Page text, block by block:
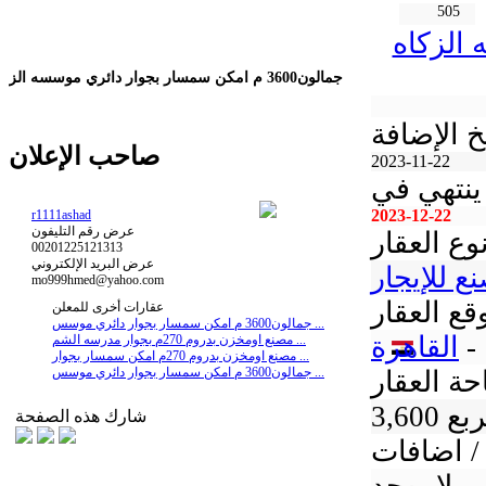
505
الزكاه
الإضافة
2023-11-22
ينتهي في
2023-12-22
العقار
للإيجار
العقار
- القاهرة
العقار
اضافات
جمالون3600 م امكن سمسار بجوار دائري موسسه الز
صاحب الإعلان
r1111ashad
عرض رقم التليفون
00201225121313
عرض البريد الإلكتروني
mo999hmed@yahoo.com
عقارات أخرى للمعلن
شارك هذه الصفحة